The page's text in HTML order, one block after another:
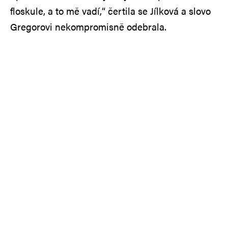
floskule, a to mě vadí,“ čertila se Jílková a slovo
Gregorovi nekompromisně odebrala.